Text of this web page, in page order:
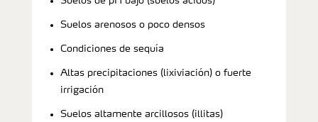
Suelos arenosos o poco densos
Condiciones de sequía
Altas precipitaciones (lixiviación) o fuerte
irrigación
Suelos altamente arcillosos (illitas)